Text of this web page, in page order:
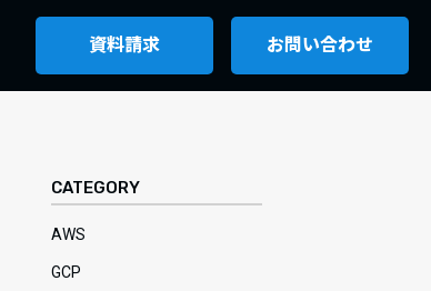
資料請求 お問い合わせ
CATEGORY
AWS
GCP